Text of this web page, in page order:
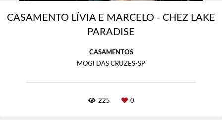
CASAMENTO LÍVIA E MARCELO - CHEZ LAKE
PARADISE
CASAMENTOS
MOGI DAS CRUZES-SP
225 0